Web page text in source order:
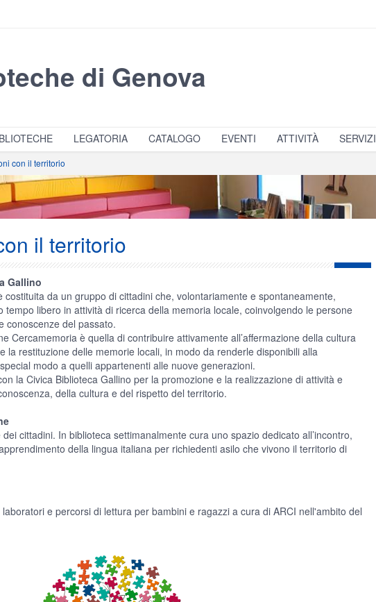
di Genova
LEGATORIA CATALOGO EVENTI ATTIVITÀ SERVIZI
con il territorio
il territorio
Gallino
costituita da un gruppo di cittadini che, volontariamente e spontaneamente,
tempo libero in attività di ricerca della memoria locale, coinvolgendo le persone
conoscenze del passato.
Cercamemoria è quella di contribuire attivamente all’affermazione della cultura
la restituzione delle memorie locali, in modo da renderle disponibili alla
modo a quelli appartenenti alle nuove generazioni.
la Civica Biblioteca Gallino per la promozione e la realizzazione di attività e
della cultura e del rispetto del territorio.
cittadini. In biblioteca settimanalmente cura uno spazio dedicato all’incontro,
della lingua italiana per richiedenti asilo che vivono il territorio di
e percorsi di lettura per bambini e ragazzi a cura di ARCI nell'ambito del